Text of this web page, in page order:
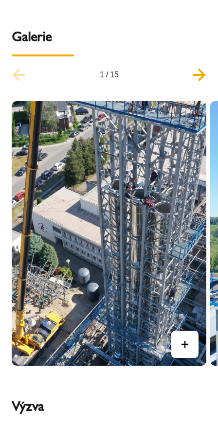
Galerie
1 / 15
Výzva